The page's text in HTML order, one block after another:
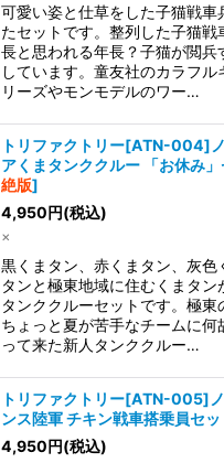
可愛い姿と仕草をした子猫戦車
たセットです。整列した子猫戦
長と思われる年長？子猫が閲兵
しています。童友社のカラフル
リーズやモンモデルのワー…
トリファクトリー[ATN-004]
アくまタンククルー 「お休み」
絶版]
4,950円(税込)
×
黒くまタン、赤くまタン、灰色
タンと極東地域に住むくまタン
タンククルーセットです。極東
ちょっと夏が苦手なチームに何
って来た新人タンククルー…
トリファクトリー[ATN-005]
ンス陸軍 チキン戦車搭乗員セッ
4,950円(税込)